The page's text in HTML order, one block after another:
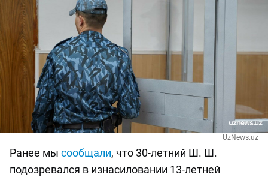
UzNews.uz
Ранее мы сообщали, что 30-летний Ш. Ш.
подозревался в изнасиловании 13-летней